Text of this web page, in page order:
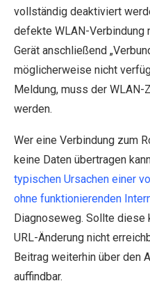
vollständig deaktiviert
defekte WLAN-Verbindung
Gerät anschließend
möglicherweise nicht
Meldung, muss der
werden.
Wer eine Verbindung zum
keine Daten übertragen
typischen Ursachen einer
ohne funktionierenden
Diagnoseweg. Sollte diese
URL-Änderung nicht
Beitrag weiterhin über den
auffindbar.